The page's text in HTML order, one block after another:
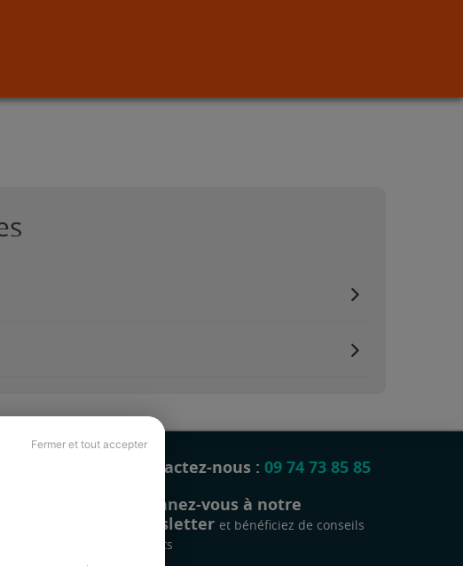
Fermer et tout accepter
Contactez-nous : 09 74 73 85 85
Abonnez-vous à notre
newsletter et bénéficiez de conseils
gratuits